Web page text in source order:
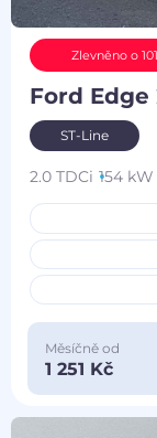
Zlevněno o
Ford Edge
ST-Line
2.0 TDCi 154 kW
Měsíčně od
1 251 Kč